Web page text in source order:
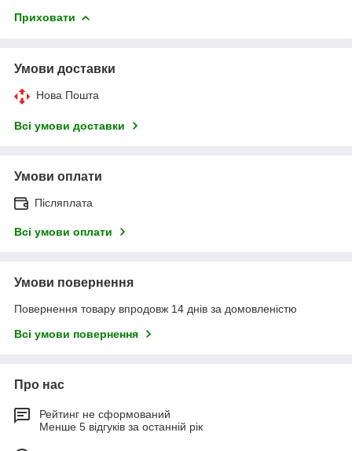
Приховати
Умови доставки
Нова Пошта
Всі умови доставки
Умови оплати
Післяплата
Всі умови оплати
Умови повернення
Повернення товару впродовж 14 днів за домовленістю
Всі умови повернення
Про нас
Рейтинг не сформований
Менше 5 відгуків за останній рік